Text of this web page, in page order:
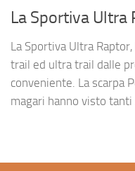
La Sportiva Ultra
La Sportiva Ultra
trail ed ultra trail dalle
conveniente. La scarpa
magari hanno visto tanti